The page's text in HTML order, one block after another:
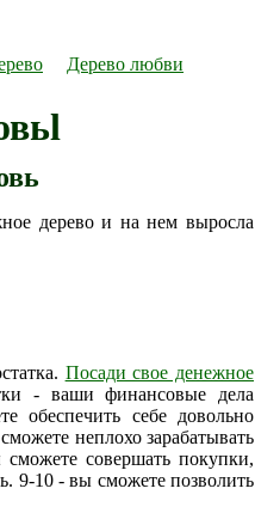
Дерево любви
дерево и на нем выросла
Посади свое денежное
- ваши финансовые дела
обеспечить себе довольно
неплохо зарабатывать
совершать покупки,
9-10 - вы сможете позволить